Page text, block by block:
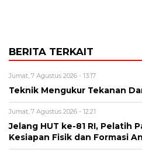
BERITA TERKAIT
Jumat, 7 Agustus 2026 - 13:17
Teknik Mengukur Tekanan
Jumat, 7 Agustus 2026 - 12:21
Jelang HUT ke-81 RI, Pelatih
Kesiapan Fisik dan Formasi